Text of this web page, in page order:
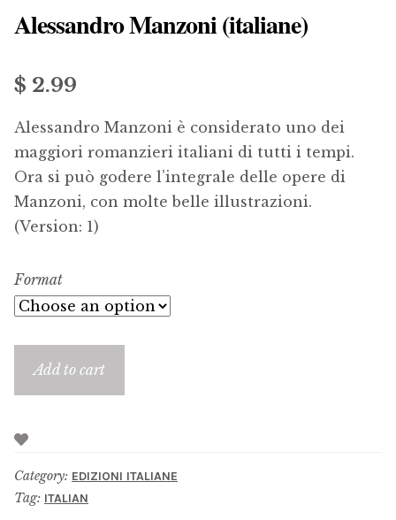
Updates
Contact Us
Complete Catalogue
Alessandro Manzoni (italiane)
$ 2.99
Alessandro Manzoni è considerato uno dei
maggiori romanzieri italiani di tutti i tempi.
Ora si può godere l’integrale delle opere di
Manzoni, con molte belle illustrazioni.
(Version: 1)
Format
Add to cart
Category: EDIZIONI ITALIANE
Tag: ITALIAN